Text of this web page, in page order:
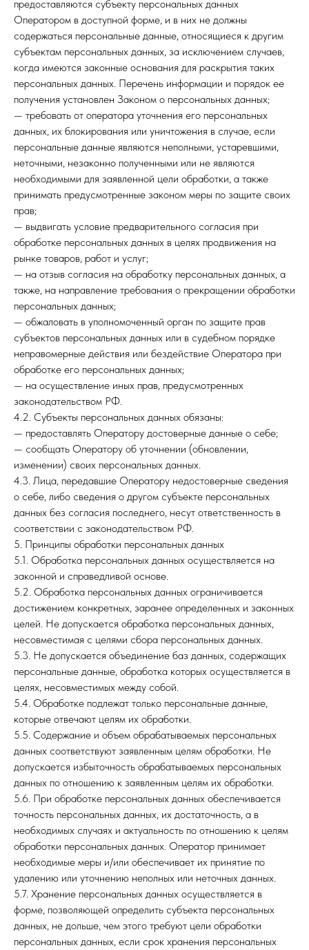
предоставляются субъекту персональных данных
Оператором в доступной форме, и в них не должны
содержаться персональные данные, относящиеся к другим
субъектам персональных данных, за исключением случаев,
когда имеются законные основания для раскрытия таких
персональных данных. Перечень информации и порядок ее
получения установлен Законом о персональных данных;
— требовать от оператора уточнения его персональных
данных, их блокирования или уничтожения в случае, если
персональные данные являются неполными, устаревшими,
неточными, незаконно полученными или не являются
необходимыми для заявленной цели обработки, а также
принимать предусмотренные законом меры по защите своих
прав;
— выдвигать условие предварительного согласия при
обработке персональных данных в целях продвижения на
рынке товаров, работ и услуг;
— на отзыв согласия на обработку персональных данных, а
также, на направление требования о прекращении обработки
персональных данных;
— обжаловать в уполномоченный орган по защите прав
субъектов персональных данных или в судебном порядке
неправомерные действия или бездействие Оператора при
обработке его персональных данных;
— на осуществление иных прав, предусмотренных
законодательством РФ.
4.2. Субъекты персональных данных обязаны:
— предоставлять Оператору достоверные данные о себе;
— сообщать Оператору об уточнении (обновлении,
изменении) своих персональных данных.
4.3. Лица, передавшие Оператору недостоверные сведения
о себе, либо сведения о другом субъекте персональных
данных без согласия последнего, несут ответственность в
соответствии с законодательством РФ.
5. Принципы обработки персональных данных
5.1. Обработка персональных данных осуществляется на
законной и справедливой основе.
5.2. Обработка персональных данных ограничивается
достижением конкретных, заранее определенных и законных
целей. Не допускается обработка персональных данных,
несовместимая с целями сбора персональных данных.
5.3. Не допускается объединение баз данных, содержащих
персональные данные, обработка которых осуществляется в
целях, несовместимых между собой.
5.4. Обработке подлежат только персональные данные,
которые отвечают целям их обработки.
5.5. Содержание и объем обрабатываемых персональных
данных соответствуют заявленным целям обработки. Не
допускается избыточность обрабатываемых персональных
данных по отношению к заявленным целям их обработки.
5.6. При обработке персональных данных обеспечивается
точность персональных данных, их достаточность, а в
необходимых случаях и актуальность по отношению к целям
обработки персональных данных. Оператор принимает
необходимые меры и/или обеспечивает их принятие по
удалению или уточнению неполных или неточных данных.
5.7. Хранение персональных данных осуществляется в
форме, позволяющей определить субъекта персональных
данных, не дольше, чем этого требуют цели обработки
персональных данных, если срок хранения персональных